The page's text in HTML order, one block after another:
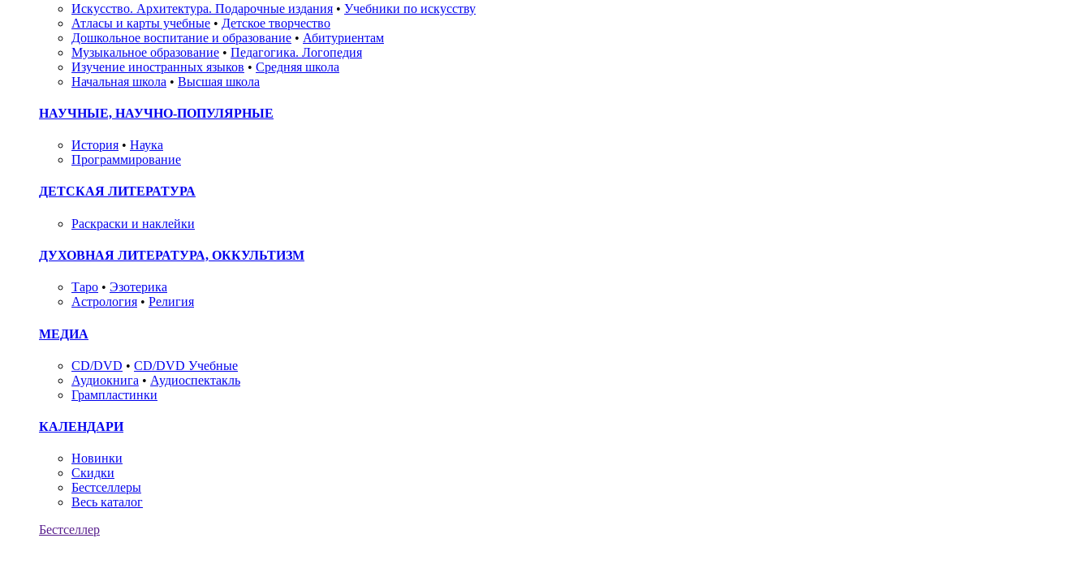
Искусство. Архитектура. Подарочные издания • Учебники по искусству
Атласы и карты учебные • Детское творчество
Дошкольное воспитание и образование • Абитуриентам
Музыкальное образование • Педагогика. Логопедия
Изучение иностранных языков • Средняя школа
Начальная школа • Высшая школа
НАУЧНЫЕ, НАУЧНО-ПОПУЛЯРНЫЕ
История • Наука
Программирование
ДЕТСКАЯ ЛИТЕРАТУРА
Раскраски и наклейки
ДУХОВНАЯ ЛИТЕРАТУРА, ОККУЛЬТИЗМ
Таро • Эзотерика
Астрология • Религия
МЕДИА
CD/DVD • CD/DVD Учебные
Аудиокнига • Аудиоспектакль
Грампластинки
КАЛЕНДАРИ
Новинки
Скидки
Бестселлеры
Весь каталог
Бестселлер